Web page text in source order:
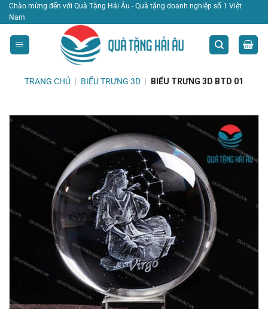
Bỏ
qua
nội
dung
Chào mừng đến với Quà Tặng Hải Âu - Quà tặng doanh nghiệp số 1 Việt
Nam
TRANG CHỦ BIỂU TRƯNG 3D BIỂU TRƯNG 3D BTD 01